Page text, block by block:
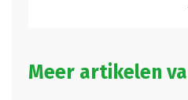
Meer artikelen